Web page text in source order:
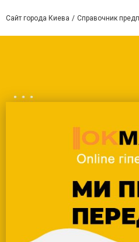
Сайт города Киева Справочник